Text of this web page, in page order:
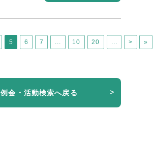
5 6 7 ... 10 20 ... > »
例会・活動検索へ戻る